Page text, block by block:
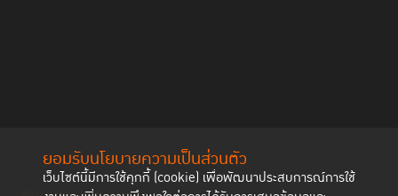
ยอมรับนโยบายความเป็นส่วนตัว
เว็บไซต์นี้มีการใช้คุกกี้ (cookie) เพื่อพัฒนาประสบการณ์การใช้